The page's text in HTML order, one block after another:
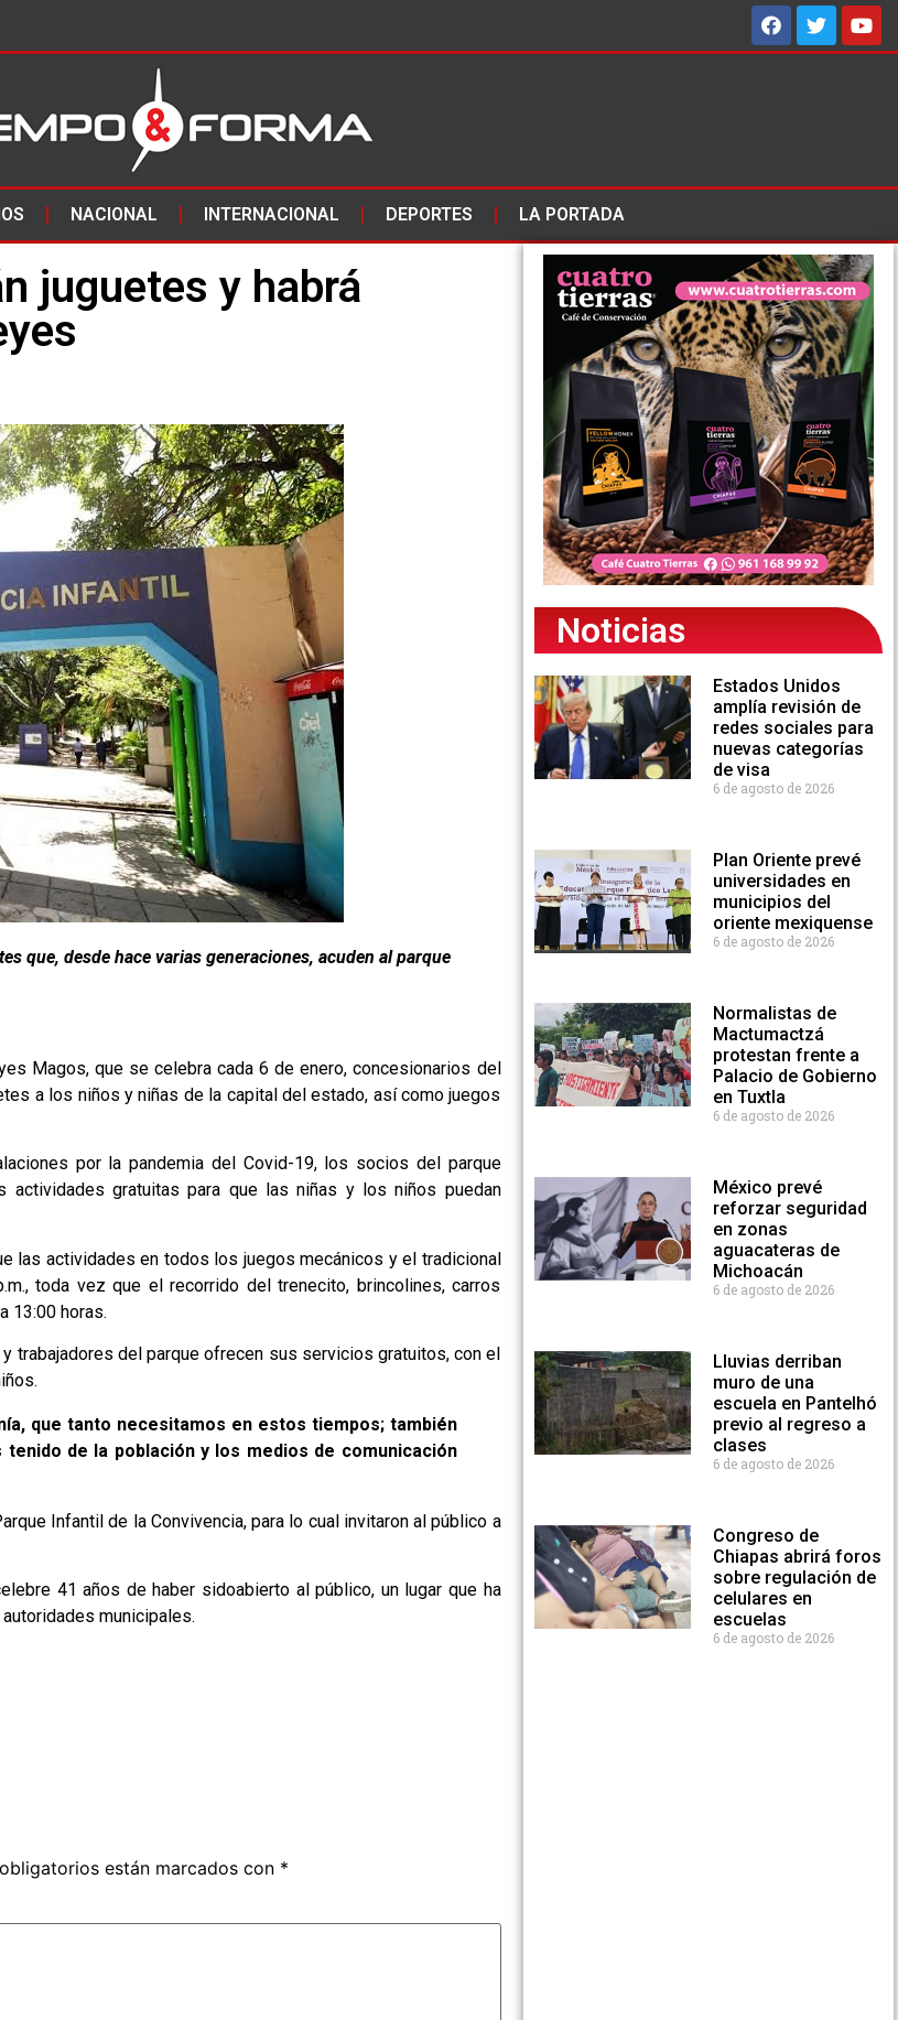
NACIONAL INTERNACIONAL DEPORTES LA PORTADA
juguetes y habrá
que, desde hace varias generaciones, acuden al parque
Magos, que se celebra cada 6 de enero, concesionarios del
a los niños y niñas de la capital del estado, así como juegos
por la pandemia del Covid-19, los socios del parque
actividades gratuitas para que las niñas y los niños puedan
las actividades en todos los juegos mecánicos y el tradicional
toda vez que el recorrido del trenecito, brincolines, carros
13:00 horas.
trabajadores del parque ofrecen sus servicios gratuitos, con el
que tanto necesitamos en estos tiempos; también
de la población y los medios de comunicación
Infantil de la Convivencia, para lo cual invitaron al público a
41 años de haber sidoabierto al público, un lugar que ha
municipales.
están marcados con *
Noticias
Estados Unidos
amplía revisión de
redes sociales para
nuevas categorías
de visa
6 de agosto de 2026
Plan Oriente prevé
universidades en
municipios del
oriente mexiquense
6 de agosto de 2026
Normalistas de
Mactumactzá
protestan frente a
Palacio de Gobierno
en Tuxtla
6 de agosto de 2026
México prevé
reforzar seguridad
en zonas
aguacateras de
Michoacán
6 de agosto de 2026
Lluvias derriban
muro de una
escuela en Pantelhó
previo al regreso a
clases
6 de agosto de 2026
Congreso de
Chiapas abrirá foros
sobre regulación de
celulares en
escuelas
6 de agosto de 2026